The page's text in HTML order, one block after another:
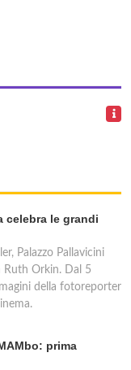
celebra le grandi
Palazzo Pallavicini
Ruth Orkin. Dal 5
della fotoreporter
prima